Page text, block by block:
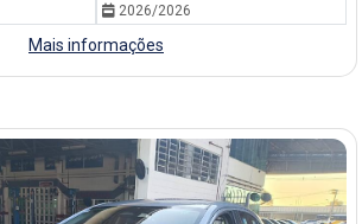
2026/2026
Mais informações